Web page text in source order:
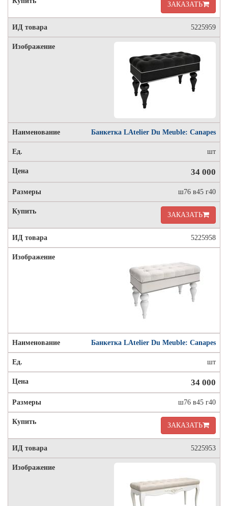
ЗАКАЗАТЬ
5225959
Банкетка LAtelier Du Meuble: Canapes
шт
34 000
ш76 в45 г40
ЗАКАЗАТЬ
5225958
Банкетка LAtelier Du Meuble: Canapes
шт
34 000
ш76 в45 г40
ЗАКАЗАТЬ
5225953